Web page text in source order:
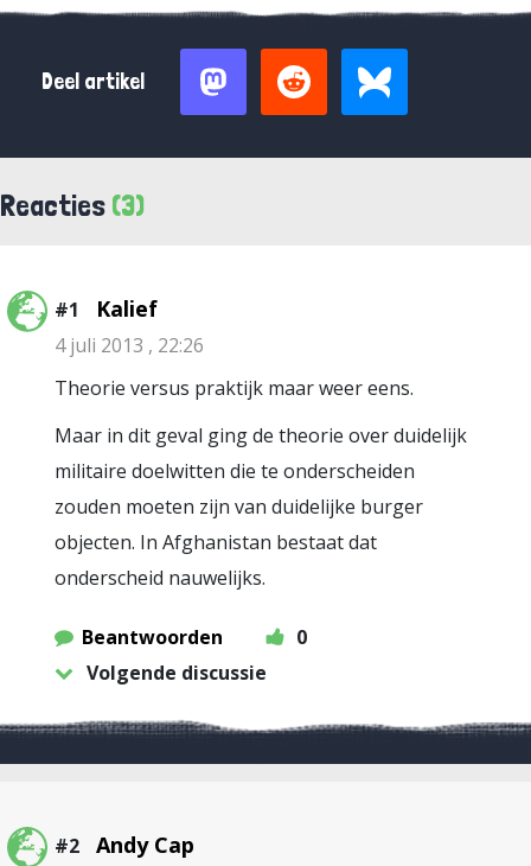
Deel artikel
Reacties (3)
#1 Kalief
4 juli 2013 , 22:26
Theorie versus praktijk maar weer eens.
Maar in dit geval ging de theorie over duidelijk
militaire doelwitten die te onderscheiden
zouden moeten zijn van duidelijke burger
objecten. In Afghanistan bestaat dat
onderscheid nauwelijks.
Beantwoorden
0
Volgende discussie
#2 Andy Cap